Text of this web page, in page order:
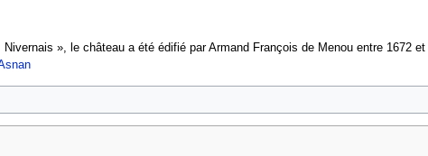
», le château a été édifié par Armand François de Menou entre 1672